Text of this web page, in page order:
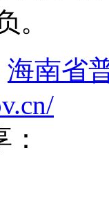
。
海南省